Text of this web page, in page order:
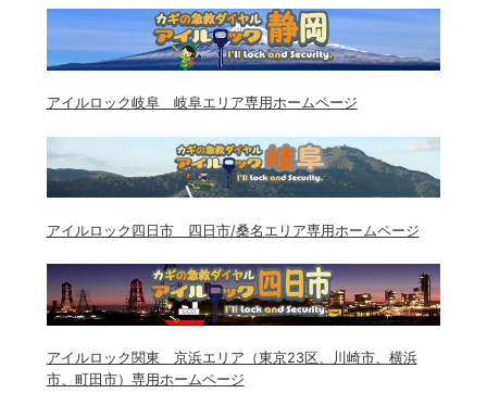
アイルロック岐阜 岐阜エリア専用ホームページ
アイルロック四日市 四日市/桑名エリア専用ホームページ
アイルロック関東 京浜エリア（東京23区、川崎市、横浜
市、町田市）専用ホームページ